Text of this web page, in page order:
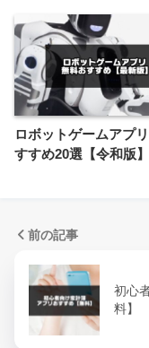
ロボットゲームアプ
すすめ20選【令和版】
前の記事
初心
料】